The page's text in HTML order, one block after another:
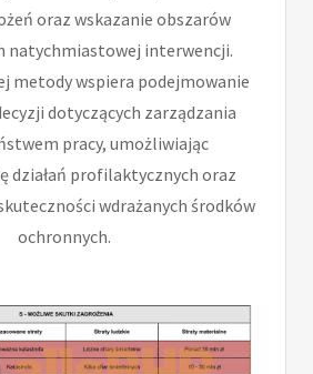
oraz wskazanie obszarów
natychmiastowej interwencji.
metody wspiera podejmowanie
dotyczących zarządzania
pracy, umożliwiając
działań profilaktycznych oraz
wdrażanych środków
ochronnych.